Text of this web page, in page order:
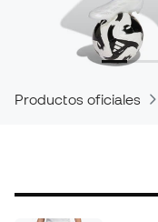
Productos oficiales